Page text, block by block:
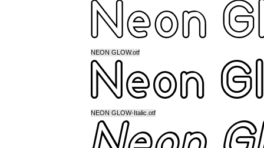
NEON GLOW.otf
NEON GLOW-Italic.otf